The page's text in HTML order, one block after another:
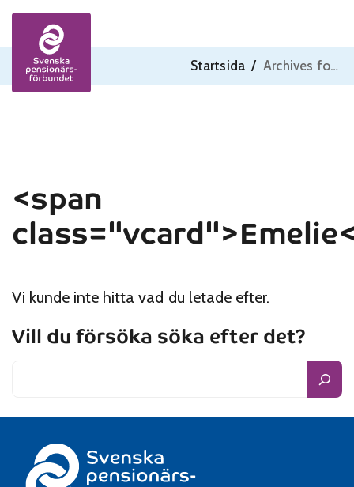
Startsida / Archives for Emelie
Skip to content
<span
Vi kunde inte hitta vad du letade efter.
Vill du försöka söka efter det?